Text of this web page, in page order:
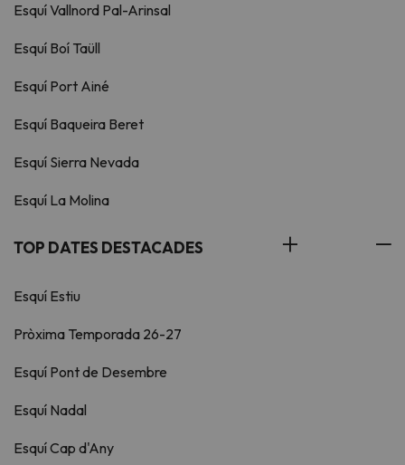
Esquí Vallnord Pal-Arinsal
Esquí Boí Taüll
Esquí Port Ainé
Esquí Baqueira Beret
Esquí Sierra Nevada
Esquí La Molina
TOP DATES DESTACADES
Esquí Estiu
Pròxima Temporada 26-27
Esquí Pont de Desembre
Esquí Nadal
Esquí Cap d'Any